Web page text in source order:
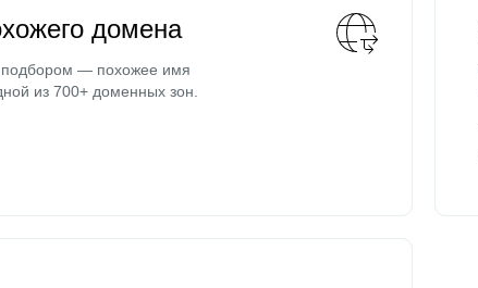
домена
подбором — похожее имя
из 700+ доменных зон.